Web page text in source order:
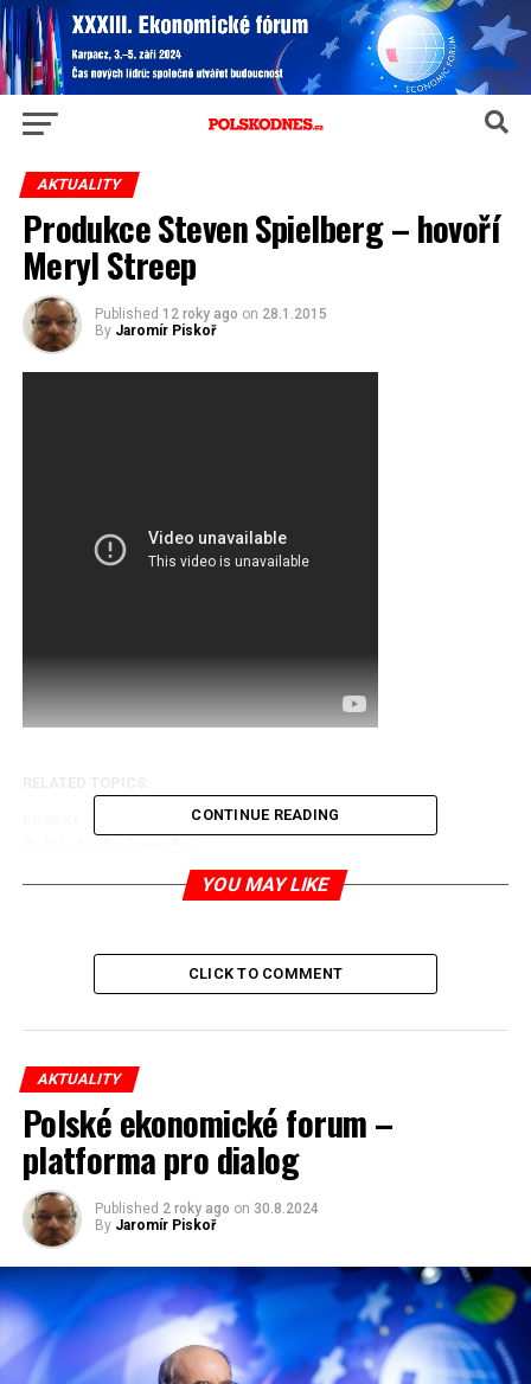
AKTUALITY
Produkce Steven Spielberg – hovoří
Meryl Streep
Published 12 roky ago on 28.1.2015
By Jaromír Piskoř
Další stávka horníků
DON'T MISS
Poslední nástupy v táborech Auschwitz a Birkenau
Jaromír Piskoř
redaktor a editor polskodnes.cz
CONTINUE READING
YOU MAY LIKE
CLICK TO COMMENT
AKTUALITY
Polské ekonomické forum –
platforma pro dialog
Published 2 roky ago on 30.8.2024
By Jaromír Piskoř